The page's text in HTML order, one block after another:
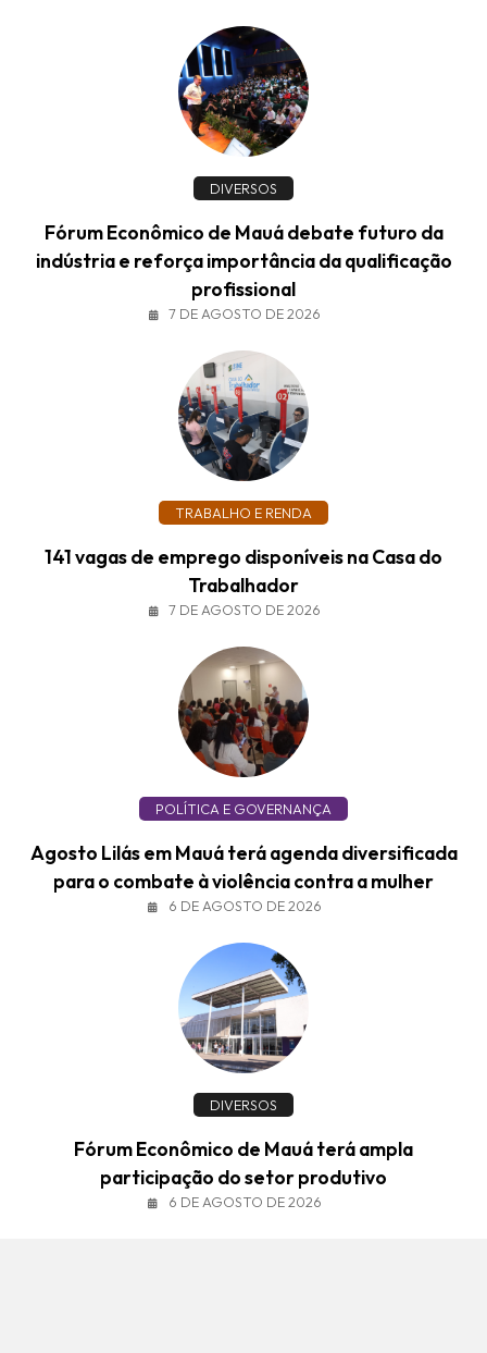
DIVERSOS
Fórum Econômico de Mauá debate futuro da
indústria e reforça importância da qualificação
profissional
7 DE AGOSTO DE 2026
TRABALHO E RENDA
141 vagas de emprego disponíveis na Casa do
Trabalhador
7 DE AGOSTO DE 2026
POLÍTICA E GOVERNANÇA
Agosto Lilás em Mauá terá agenda diversificada
para o combate à violência contra a mulher
6 DE AGOSTO DE 2026
DIVERSOS
Fórum Econômico de Mauá terá ampla
participação do setor produtivo
6 DE AGOSTO DE 2026